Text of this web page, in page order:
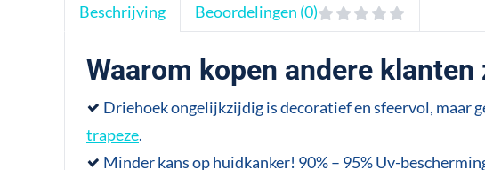
Beschrijving Beoordelingen (0)
Waarom kopen andere
Driehoek ongelijkzijdig is decoratief en sfeervol, maar
trapeze.
Minder kans op huidkanker! 90% – 95% Uv-